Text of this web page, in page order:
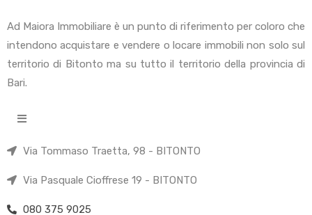
Ad Maiora Immobiliare è un punto di riferimento per coloro che
intendono acquistare e vendere o locare immobili non solo sul
territorio di Bitonto ma su tutto il territorio della provincia di
Bari.
Via Tommaso Traetta, 98 - BITONTO
Via Pasquale Cioffrese 19 - BITONTO
080 375 9025